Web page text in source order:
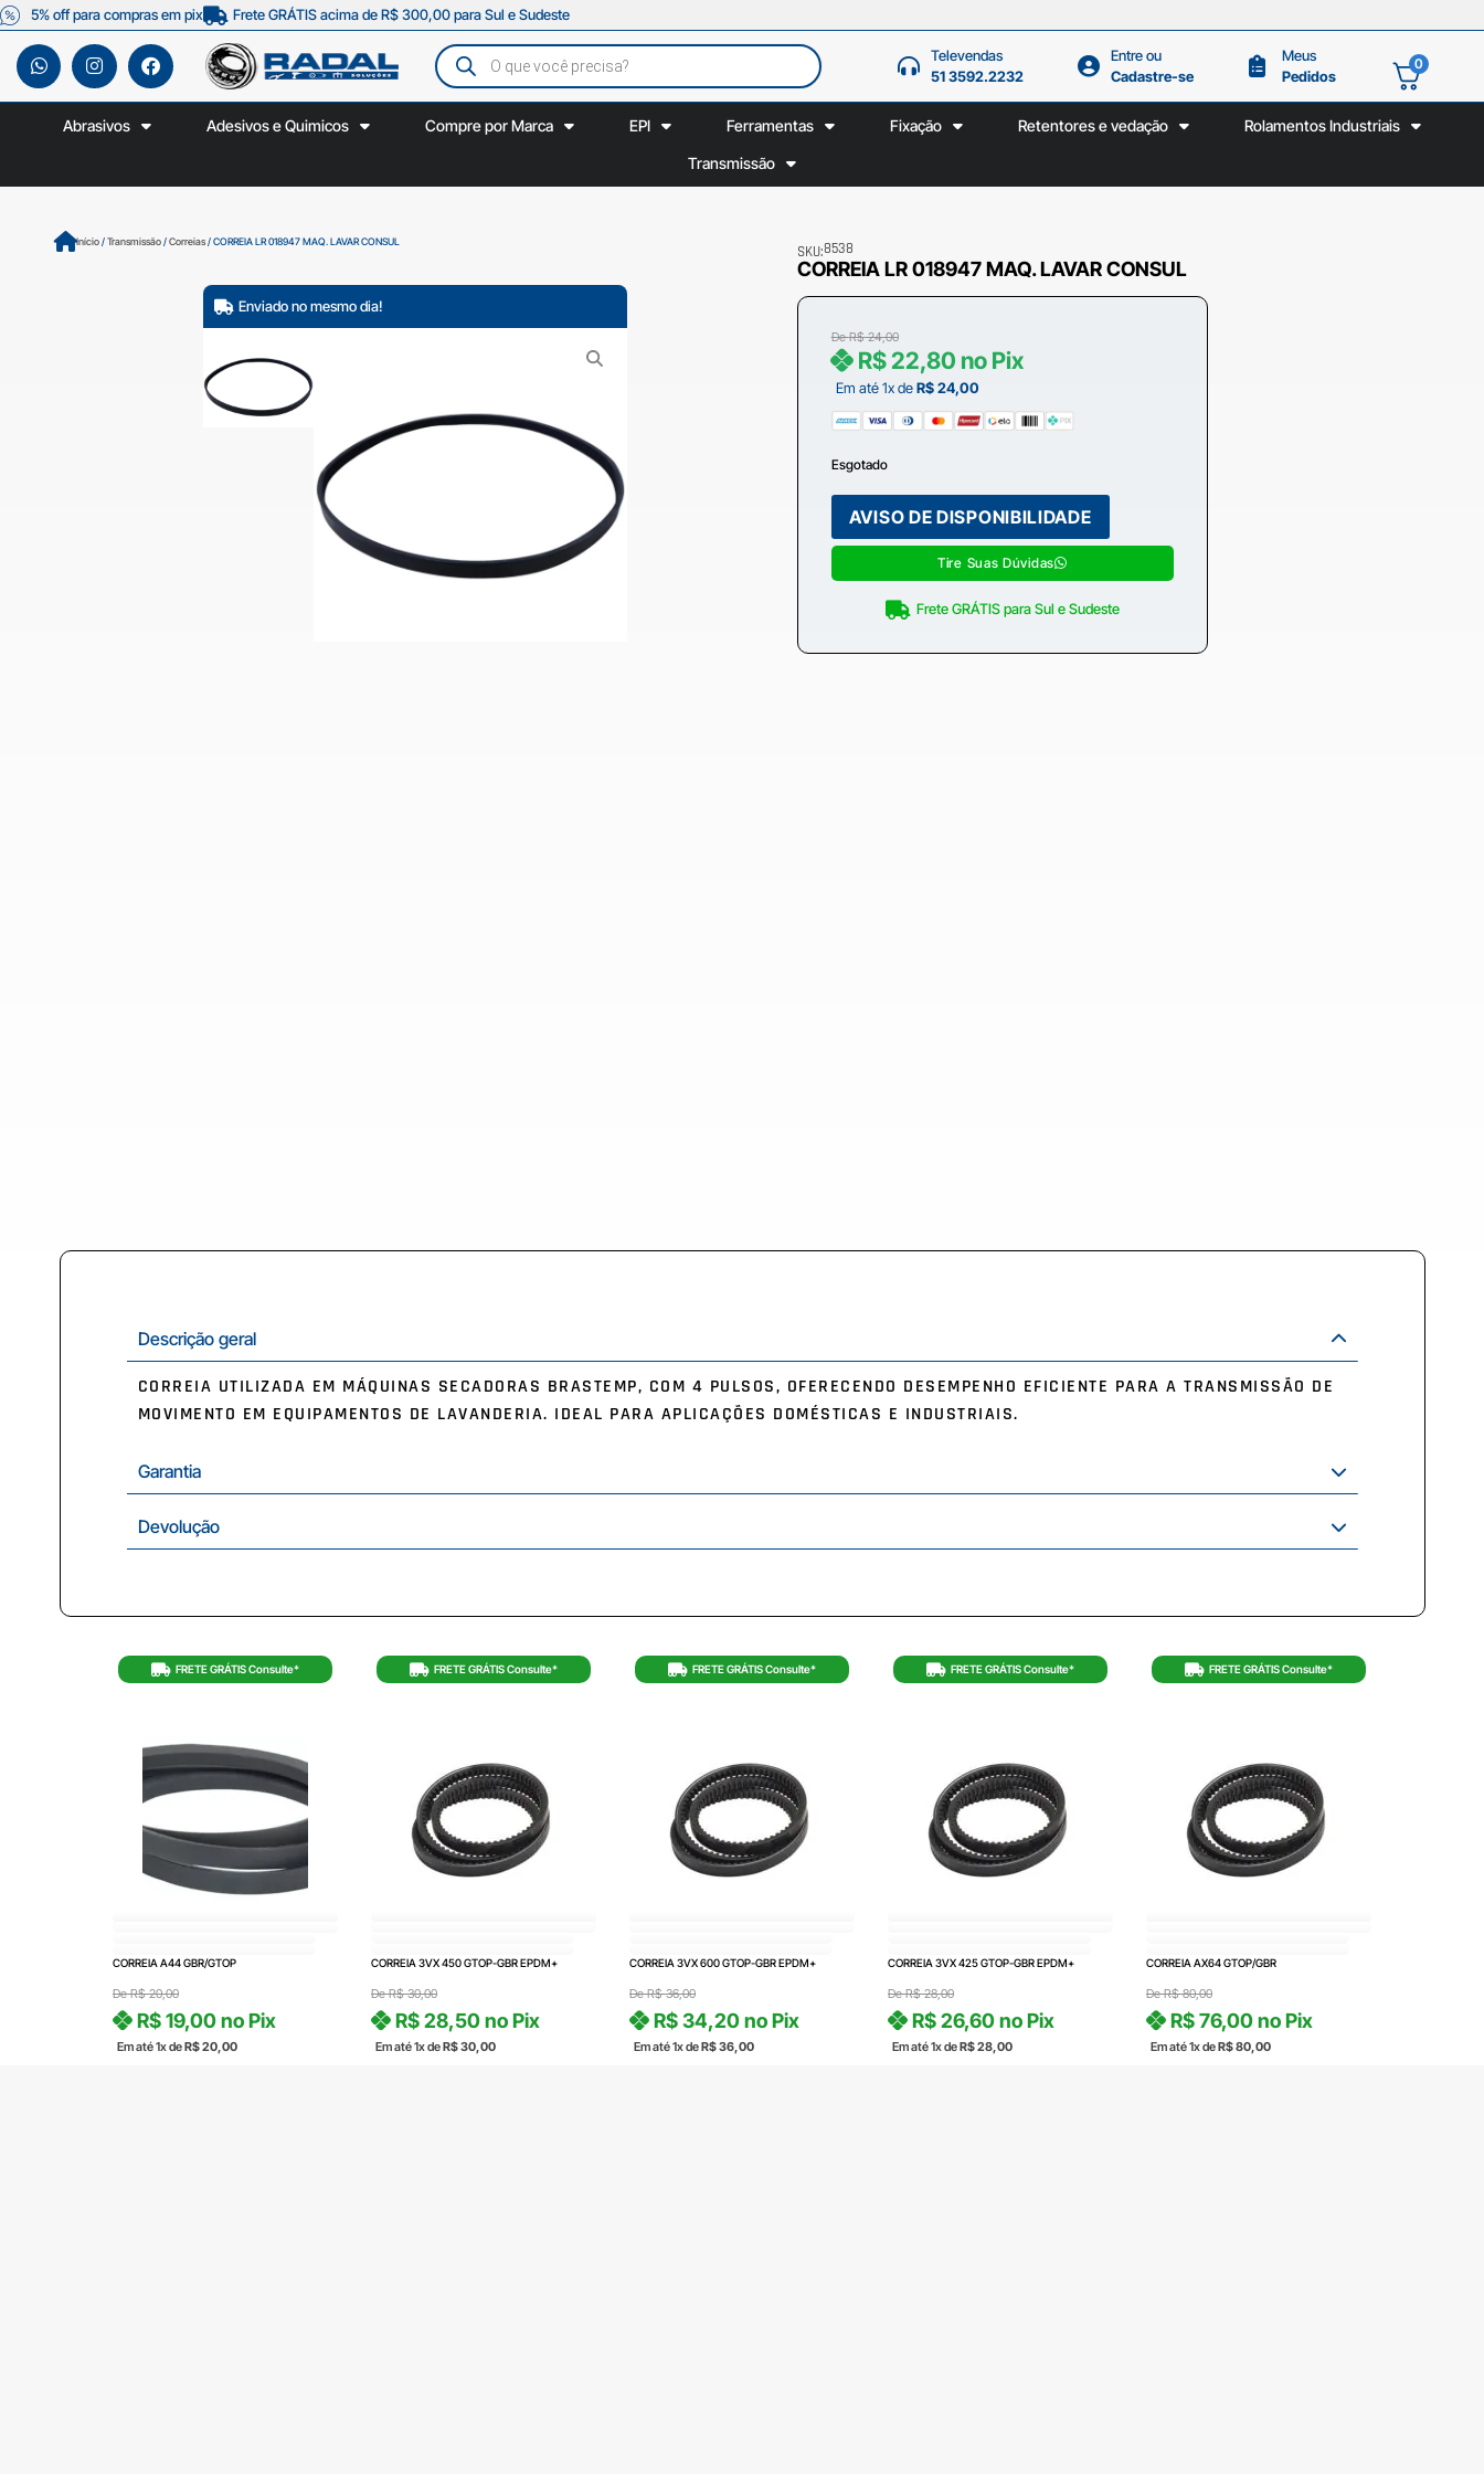
5% off para compras em pix Frete GRÁTIS acima de R$ 300,00 para Sul e Sudeste
Televendas
51 3592.2232
Entre ou
Cadastre-se
Meus
Pedidos
0
Abrasivos Adesivos e Quimicos Compre por Marca EPI Ferramentas Fixação Retentores e vedação
Rolamentos Industriais
Transmissão
Início/Transmissão/Correias/ CORREIA LR 018947 MAQ. LAVAR CONSUL
Enviado no mesmo dia!
SKU:8538
CORREIA LR 018947 MAQ. LAVAR CONSUL
DeR$24,00
Em até 1x deR$24,00
R$22,80 no Pix
Esgotado
Tire Suas Dúvidas
Frete GRÁTIS para Sul e Sudeste
Descrição geral
CORREIA UTILIZADA EM MÁQUINAS SECADORAS BRASTEMP, COM 4 PULSOS, OFERECENDO DESEMPENHO EFICIENTE PARA A TRANSMISSÃO DE
MOVIMENTO EM EQUIPAMENTOS DE LAVANDERIA. IDEAL PARA APLICAÇÕES DOMÉSTICAS E INDUSTRIAIS.
Garantia
Devolução
FRETE GRÁTIS Consulte*
CORREIA A44 GBR/GTOP
DeR$20,00
Em até 1x deR$20,00
R$19,00 no Pix
FRETE GRÁTIS Consulte*
CORREIA 3VX 450 GTOP-GBR EPDM+
DeR$30,00
Em até 1x deR$30,00
R$28,50 no Pix
FRETE GRÁTIS Consulte*
CORREIA 3VX 600 GTOP-GBR EPDM+
DeR$36,00
Em até 1x deR$36,00
R$34,20 no Pix
FRETE GRÁTIS Consulte*
CORREIA 3VX 425 GTOP-GBR EPDM+
DeR$28,00
Em até 1x deR$28,00
R$26,60 no Pix
FRETE GRÁTIS Consulte*
CORREIA AX64 GTOP/GBR
DeR$80,00
Em até 1x deR$80,00
R$76,00 no Pix